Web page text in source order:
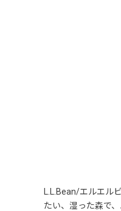
L.L.Bean/エルエ
たい、湿った森で